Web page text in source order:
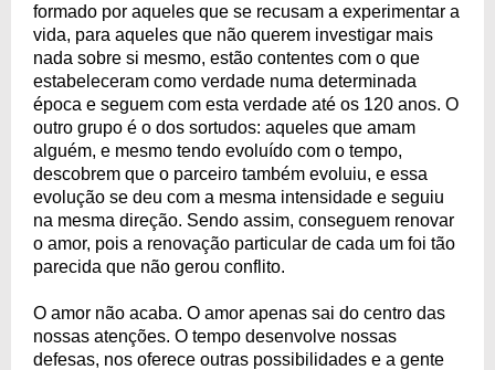
formado por aqueles que se recusam a experimentar a
vida, para aqueles que não querem investigar mais
nada sobre si mesmo, estão contentes com o que
estabeleceram como verdade numa determinada
época e seguem com esta verdade até os 120 anos. O
outro grupo é o dos sortudos: aqueles que amam
alguém, e mesmo tendo evoluído com o tempo,
descobrem que o parceiro também evoluiu, e essa
evolução se deu com a mesma intensidade e seguiu
na mesma direção. Sendo assim, conseguem renovar
o amor, pois a renovação particular de cada um foi tão
parecida que não gerou conflito.
O amor não acaba. O amor apenas sai do centro das
nossas atenções. O tempo desenvolve nossas
defesas, nos oferece outras possibilidades e a gente